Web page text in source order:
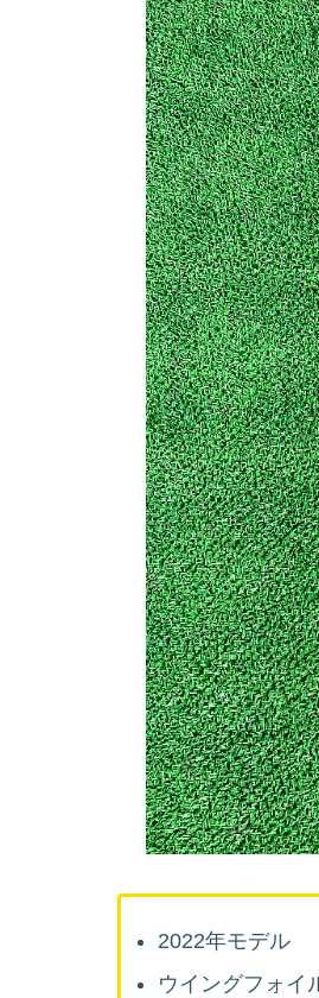
2022年モデル
ウイングフォ